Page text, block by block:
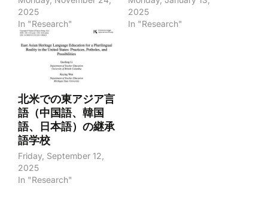
2025
In "Research"
2025
In "Research"
北米での東アジア言
語（中国語、韓国
語、日本語）の継承
語学校
Friday, September 12,
2025
In "Research"